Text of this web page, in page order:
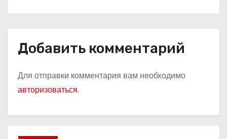
Добавить комментарий
Для отправки комментария вам необходимо
авторизоваться.